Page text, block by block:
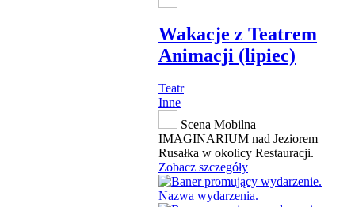
Wakacje z Teatrem
Animacji (lipiec)
Teatr
Inne
Scena Mobilna
IMAGINARIUM nad Jeziorem
Rusałka w okolicy Restauracji.
Zobacz szczegóły